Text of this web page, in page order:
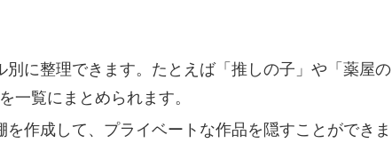
に整理できます。たとえば「推しの子」や「薬屋の
一覧にまとめられます。
を作成して、プライベートな作品を隠すことができま